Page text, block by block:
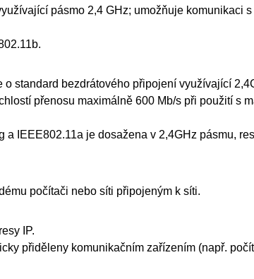
pásmo 2,4 GHz; umožňuje komunikaci
.
o standard bezdrátového připojení využívající
přenosu maximálně 600 Mb/s při použití s
a IEEE802.11a je dosažena v 2,4GHz pásmu,
počítači nebo síti připojeným k síti.
IP.
přiděleny komunikačním zařízením (např.